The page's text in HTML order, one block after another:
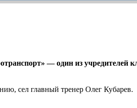
— один из учредителей
сел главный тренер Олег Кубарев.